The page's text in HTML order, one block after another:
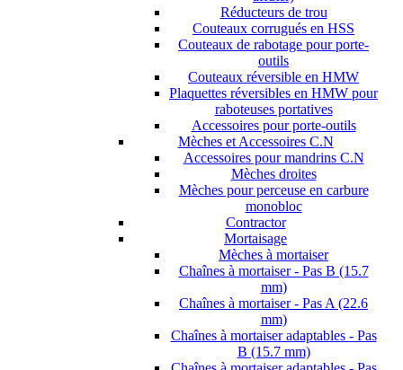
Réducteurs de trou
Couteaux corrugués en HSS
Couteaux de rabotage pour porte-
outils
Couteaux réversible en HMW
Plaquettes réversibles en HMW pour
raboteuses portatives
Accessoires pour porte-outils
Mèches et Accessoires C.N
Accessoires pour mandrins C.N
Mèches droites
Mèches pour perceuse en carbure
monobloc
Contractor
Mortaisage
Mèches à mortaiser
Chaînes à mortaiser - Pas B (15.7
mm)
Chaînes à mortaiser - Pas A (22.6
mm)
Chaînes à mortaiser adaptables - Pas
B (15.7 mm)